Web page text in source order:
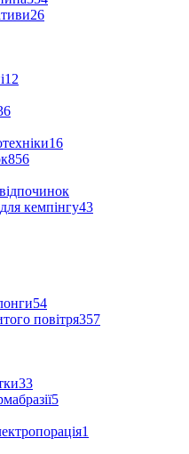
26
12
16
856
кемпінгу43
54
повітря357
33
5
1